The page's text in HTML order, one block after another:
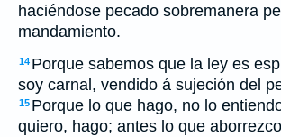
haciéndose pecado sobremanera
mandamiento.
14 Porque sabemos que la ley es
soy carnal, vendido á sujeción del
15 Porque lo que hago, no lo
quiero, hago; antes lo que